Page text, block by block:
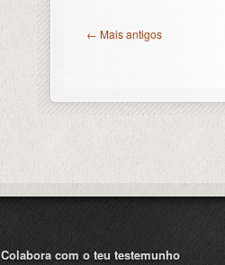
← Mais antigos
Colabora com o teu testemunho